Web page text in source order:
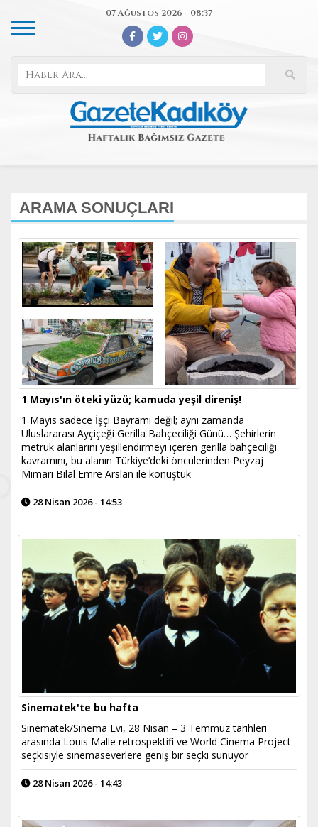
07 Ağustos 2026 - 08:37
ARAMA SONUÇLARI
1 Mayıs'ın öteki yüzü; kamuda yeşil direniş!
1 Mayıs sadece İşçi Bayramı değil; aynı zamanda
Uluslararası Ayçiçeği Gerilla Bahçeciliği Günü… Şehirlerin
metruk alanlarını yeşillendirmeyi içeren gerilla bahçeciliği
kavramını, bu alanın Türkiye’deki öncülerinden Peyzaj
Mimarı Bilal Emre Arslan ile konuştuk
28 Nisan 2026 - 14:53
Sinematek'te bu hafta
Sinematek/Sinema Evi, 28 Nisan – 3 Temmuz tarihleri
arasında Louis Malle retrospektifi ve World Cinema Project
seçkisiyle sinemaseverlere geniş bir seçki sunuyor
28 Nisan 2026 - 14:43